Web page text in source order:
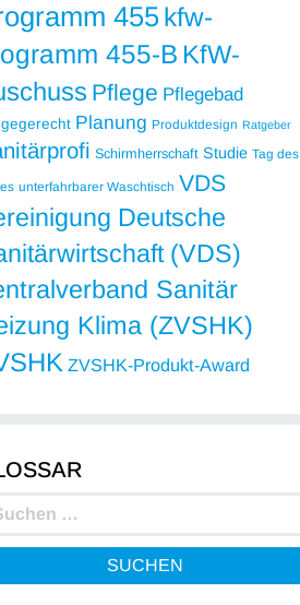
455kfw-
455-B KfW-
Pflege Pflegebad
Planung Produktdesign Ratgeber
Schirmherrschaft Studie Tag des
unterfahrbarer Waschtisch VDS
Deutsche
(VDS)
Sanitär
Klima (ZVSHK)
ZVSHK-Produkt-Award
SUCHEN